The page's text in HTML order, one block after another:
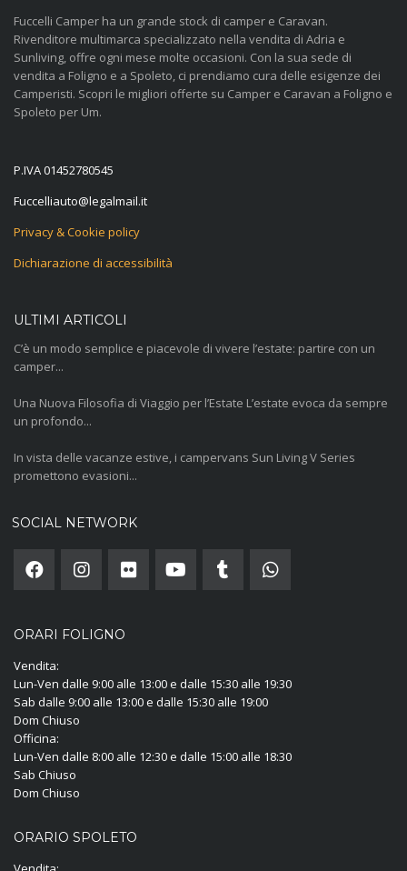
Fuccelli Camper ha un grande stock di camper e Caravan.
Rivenditore multimarca specializzato nella vendita di Adria e
Sunliving, offre ogni mese molte occasioni. Con la sua sede di
vendita a Foligno e a Spoleto, ci prendiamo cura delle esigenze dei
Camperisti. Scopri le migliori offerte su Camper e Caravan a Foligno e
Spoleto per Um.
P.IVA 01452780545
ti.liamlagel
@otuailleccuF
Privacy & Cookie policy
Dichiarazione di accessibilità
ULTIMI ARTICOLI
C’è un modo semplice e piacevole di vivere l’estate: partire con un
camper...
Una Nuova Filosofia di Viaggio per l’Estate L’estate evoca da sempre
un profondo...
In vista delle vacanze estive, i campervans Sun Living V Series
promettono evasioni...
SOCIAL NETWORK
ORARI FOLIGNO
Vendita:
Lun-Ven dalle 9:00 alle 13:00 e dalle 15:30 alle 19:30
Sab dalle 9:00 alle 13:00 e dalle 15:30 alle 19:00
Dom Chiuso
Officina:
Lun-Ven dalle 8:00 alle 12:30 e dalle 15:00 alle 18:30
Sab Chiuso
Dom Chiuso
ORARIO SPOLETO